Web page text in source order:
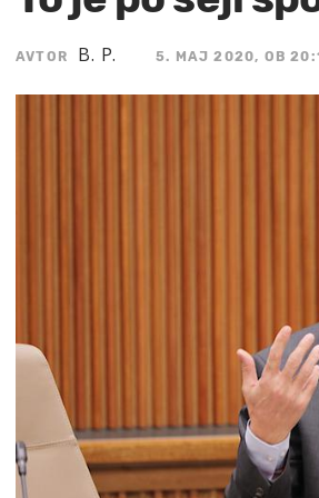
AVTOR B. P. 5. MAJ 2020, OB